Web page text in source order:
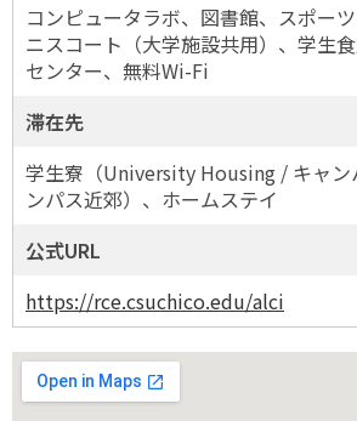
コンピュータラボ、図書館、スポー
ニスコート（大学施設共用）、学生
センター、無料Wi-Fi
滞在先
学生寮（University Housing / キャン
ンパス近郊）、ホームステイ
公式URL
https://rce.csuchico.edu/alci